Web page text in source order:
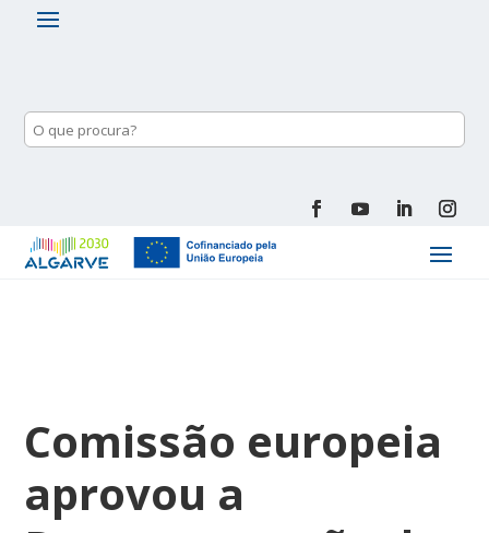
Comissão europeia
aprovou a